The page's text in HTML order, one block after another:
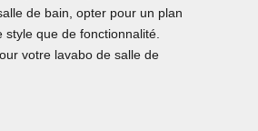
de bain, opter pour un plan
que de fonctionnalité.
votre lavabo de salle de